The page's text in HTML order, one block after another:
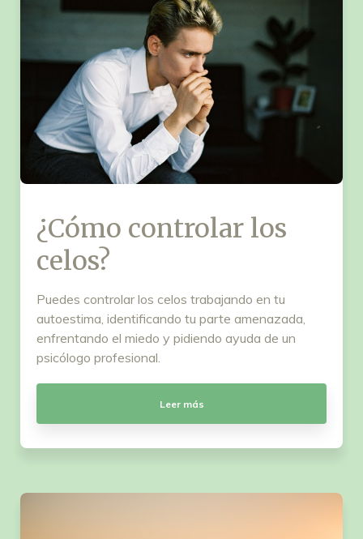
¿Cómo controlar los
celos?
Puedes controlar los celos trabajando en tu
autoestima, identificando tu parte amenazada,
enfrentando el miedo y pidiendo ayuda de un
psicólogo profesional.
Leer más